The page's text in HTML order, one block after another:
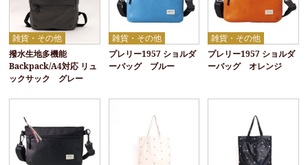
雑貨・その他
撥水生地多機能
Backpack/A4対応 リュ
ックサック グレー
雑貨・その他
プレリー1957 ショルダ
ーバッグ ブルー
雑貨・その他
プレリー1957 ショルダ
ーバッグ オレンジ